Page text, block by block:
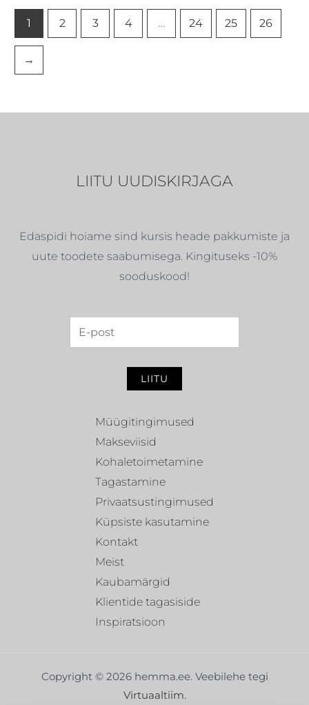
1 2 3 4 … 24 25 26
→
LIITU UUDISKIRJAGA
Edaspidi hoiame sind kursis heade pakkumiste ja
uute toodete saabumisega. Kingituseks -10%
sooduskood!
LIITU
Müügitingimused
Makseviisid
Kohaletoimetamine
Tagastamine
Privaatsustingimused
Küpsiste kasutamine
Kontakt
Meist
Kaubamärgid
Klientide tagasiside
Inspiratsioon
Copyright © 2026 hemma.ee. Veebilehe tegi
Virtuaaltiim.